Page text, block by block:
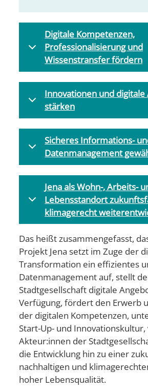
Digitale Kompetenzen,
Professionalisierung und
Wissenstransfer fördern
Innovationen und digitale
stärken
Sicheres Informations-
Datenmanagement
Jena als Wohn-, Arbeits-
Lebensstandort
klimagerecht
Das heißt zusammengefasst,
Projekt Jena setzt im Zuge der
Transformation ein effizientes
Datenmanagement auf, stellt
Stadtgesellschaft digitale
Verfügung, fördert den Erwerb
der digitalen Kompetenzen,
Start-Up- und
Akteur:innen der
die Entwicklung hin zu einer
nachhaltigen und
hoher Lebensqualität.